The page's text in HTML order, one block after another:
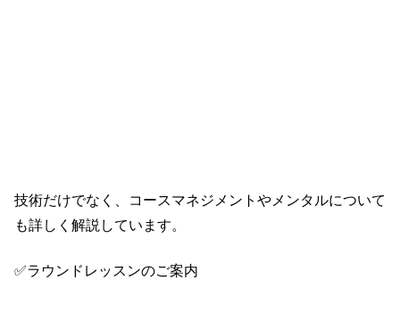
技術だけでなく、コースマネジメントやメンタルについて
も詳しく解説しています。
✅ラウンドレッスンのご案内